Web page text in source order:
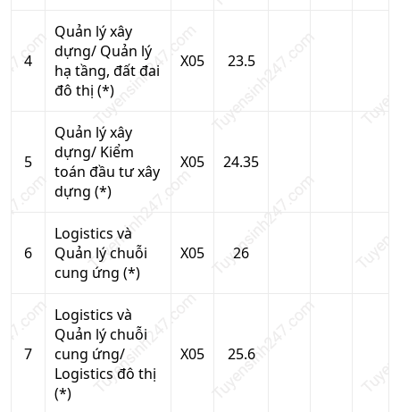
4
Quản lý xây
dựng/ Quản lý
hạ tầng, đất đai
đô thị (*)
X05 23.5
5
Quản lý xây
dựng/ Kiểm
toán đầu tư xây
dựng (*)
X05 24.35
6
Logistics và
Quản lý chuỗi
cung ứng (*)
X05 26
7
Logistics và
Quản lý chuỗi
cung ứng/
Logistics đô thị
(*)
X05 25.6